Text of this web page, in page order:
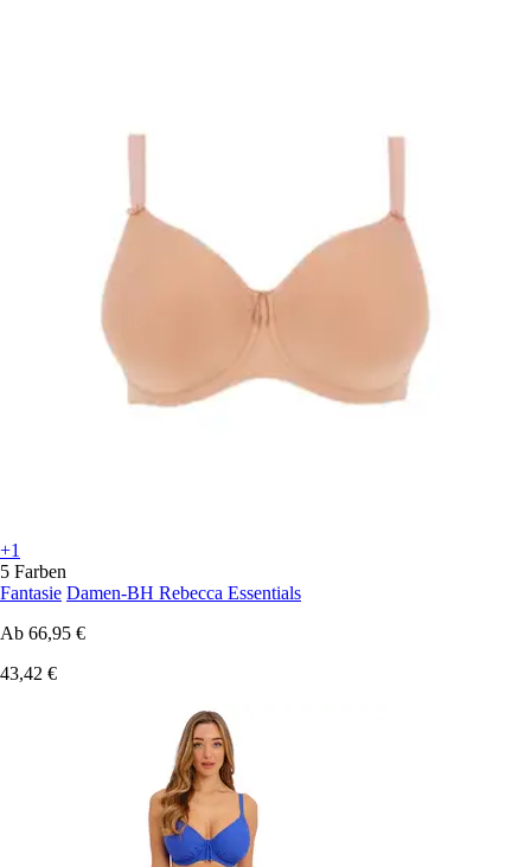
+1
5 Farben
Fantasie Damen-BH Rebecca Essentials
Ab 66,95 €
43,42 €